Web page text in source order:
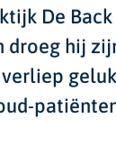
De Back
hij